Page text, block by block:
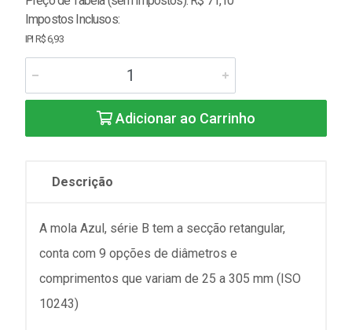
Impostos Inclusos:
IPI R$ 6,93
Adicionar ao Carrinho
Descrição
A mola Azul, série B tem a secção retangular,
conta com 9 opções de diâmetros e
comprimentos que variam de 25 a 305 mm (ISO
10243)